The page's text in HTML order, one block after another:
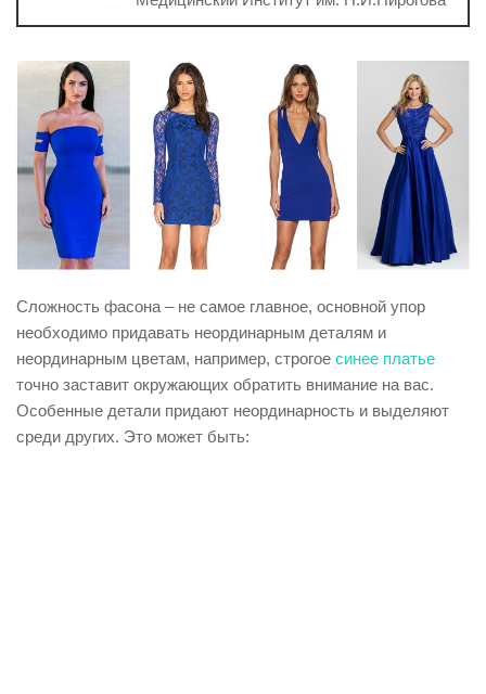
Сложность фасона – не самое главное, основной упор
необходимо придавать неординарным деталям и
неординарным цветам, например, строгое синее платье
точно заставит окружающих обратить внимание на вас.
Особенные детали придают неординарность и выделяют
среди других. Это может быть: